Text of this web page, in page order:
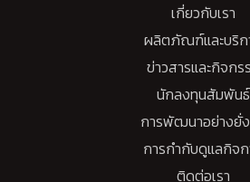
เกี่ยวกับเรา
ผลิตภัณฑ์และบริก
ข่าวสารและกิจกร
นักลงทุนสัมพันธ์
การพัฒนาอย่างยั่
การกำกับดูแลกิจก
ติดต่อเรา